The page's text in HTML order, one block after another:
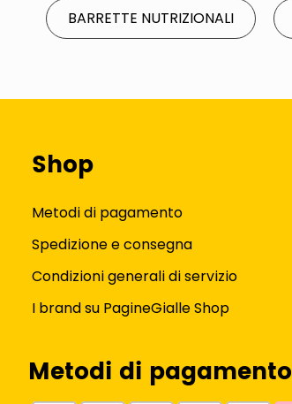
BARRETTE NUTRIZIONALI
Shop
Metodi di pagamento
Spedizione e consegna
Condizioni generali di servizio
I brand su PagineGialle Shop
Metodi di pagamento